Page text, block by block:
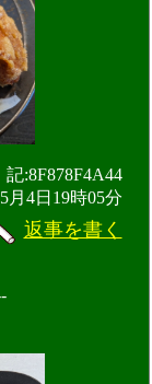
記:8F878F4A44
月4日19時05分
返事を書く